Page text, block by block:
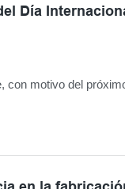
energética de la
Económica y
relaciones
África.
Día
con motivo del